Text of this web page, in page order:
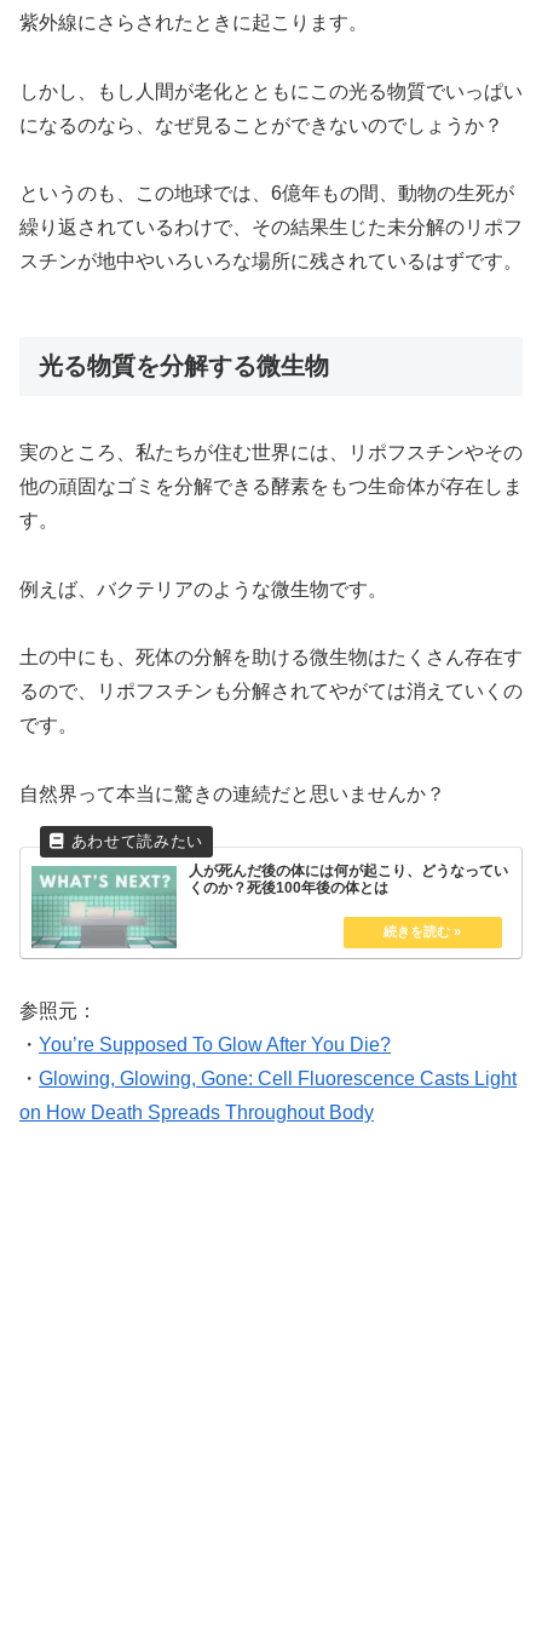
紫外線にさらされたときに起こります。
しかし、もし人間が老化とともにこの光る物質でいっぱい
になるのなら、なぜ見ることができないのでしょうか？
というのも、この地球では、6億年もの間、動物の生死が
繰り返されているわけで、その結果生じた未分解のリポフ
スチンが地中やいろいろな場所に残されているはずです。
光る物質を分解する微生物
実のところ、私たちが住む世界には、リポフスチンやその
他の頑固なゴミを分解できる酵素をもつ生命体が存在しま
す。
例えば、バクテリアのような微生物です。
土の中にも、死体の分解を助ける微生物はたくさん存在す
るので、リポフスチンも分解されてやがては消えていくの
です。
自然界って本当に驚きの連続だと思いませんか？
人が死んだ後の体には何が起こり、どうなってい
くのか？死後100年後の体とは
参照元：
・ You’re Supposed To Glow After You Die?
・ Glowing, Glowing, Gone: Cell Fluorescence Casts Light
on How Death Spreads Throughout Body